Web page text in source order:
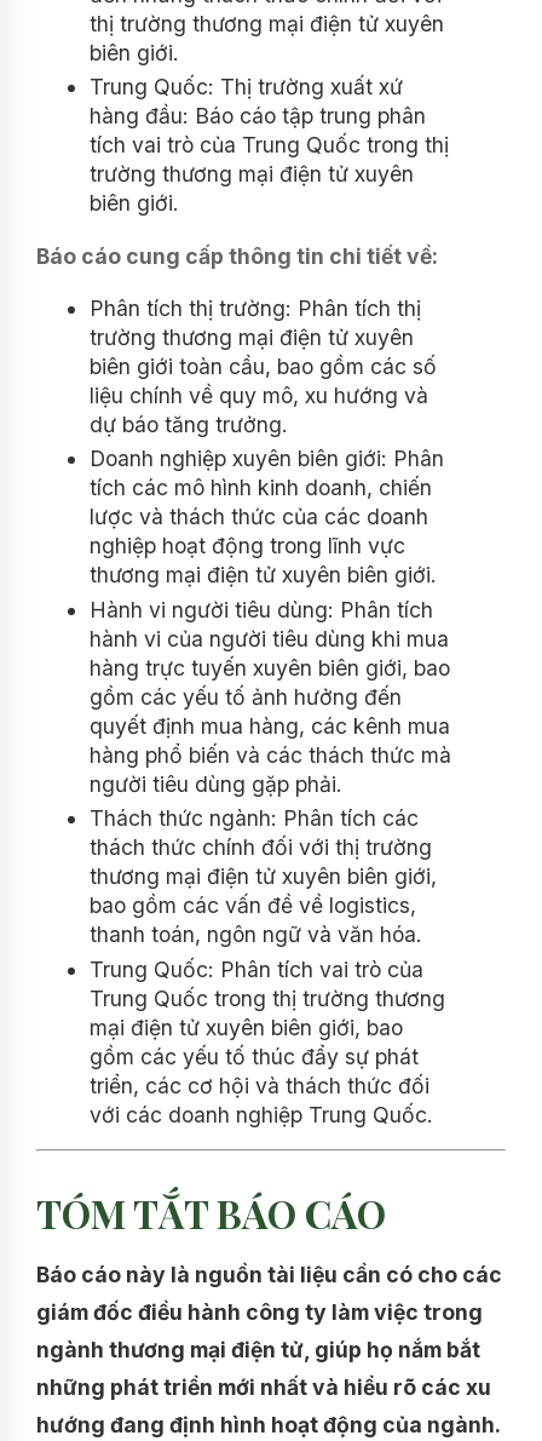
thị trường thương mại điện tử xuyên
biên giới.
Trung Quốc: Thị trường xuất xứ
hàng đầu: Báo cáo tập trung phân
tích vai trò của Trung Quốc trong thị
trường thương mại điện tử xuyên
biên giới.
Báo cáo cung cấp thông tin chi tiết về:
Phân tích thị trường: Phân tích thị
trường thương mại điện tử xuyên
biên giới toàn cầu, bao gồm các số
liệu chính về quy mô, xu hướng và
dự báo tăng trưởng.
Doanh nghiệp xuyên biên giới: Phân
tích các mô hình kinh doanh, chiến
lược và thách thức của các doanh
nghiệp hoạt động trong lĩnh vực
thương mại điện tử xuyên biên giới.
Hành vi người tiêu dùng: Phân tích
hành vi của người tiêu dùng khi mua
hàng trực tuyến xuyên biên giới, bao
gồm các yếu tố ảnh hưởng đến
quyết định mua hàng, các kênh mua
hàng phổ biến và các thách thức mà
người tiêu dùng gặp phải.
Thách thức ngành: Phân tích các
thách thức chính đối với thị trường
thương mại điện tử xuyên biên giới,
bao gồm các vấn đề về logistics,
thanh toán, ngôn ngữ và văn hóa.
Trung Quốc: Phân tích vai trò của
Trung Quốc trong thị trường thương
mại điện tử xuyên biên giới, bao
gồm các yếu tố thúc đẩy sự phát
triển, các cơ hội và thách thức đối
với các doanh nghiệp Trung Quốc.
TÓM TẮT BÁO CÁO
Báo cáo này là nguồn tài liệu cần có cho các
giám đốc điều hành công ty làm việc trong
ngành thương mại điện tử, giúp họ nắm bắt
những phát triển mới nhất và hiểu rõ các xu
hướng đang định hình hoạt động của ngành.